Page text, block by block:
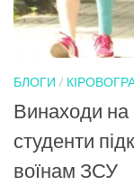
БЛОГИ /
Винаходи на
студенти
воїнам ЗСУ